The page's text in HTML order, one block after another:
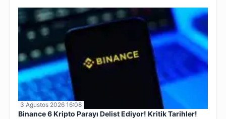
3 Ağustos 2026 16:08
Binance 6 Kripto Parayı Delist Ediyor! Kritik Tarihler!